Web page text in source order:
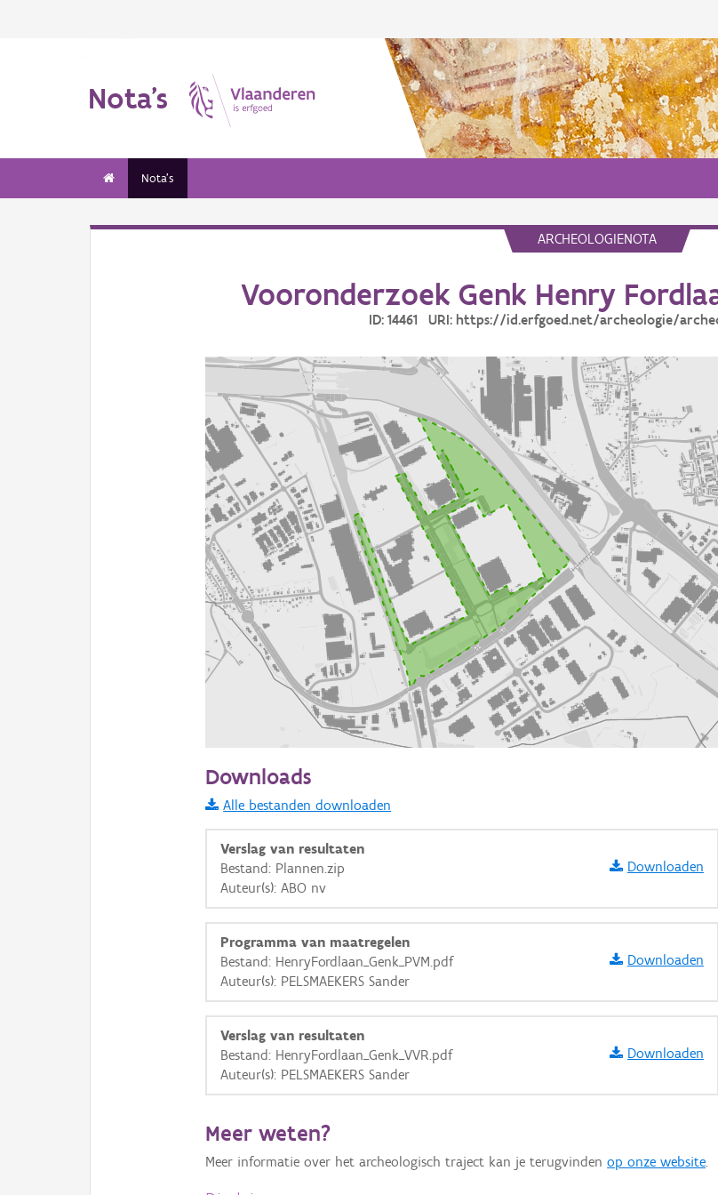
Nota's
Nota's
ARCHEOLOGIENOTA
Vooronderzoek Genk Henry
ID: 14461 URI: https://id.erfgoed.net/archeologie/
Informatie Vlaanderen
i
+ −
OSM-Basiskaart
Ortho
Downloads
Alle bestanden downloaden
Verslag van resultaten
Bestand: Plannen.zip
Auteur(s): ABO nv
Downloaden
Programma van maatregelen
Bestand: HenryFordlaan_Genk_PVM.pdf
Auteur(s): PELSMAEKERS Sander
Downloaden
Verslag van resultaten
Bestand: HenryFordlaan_Genk_VVR.pdf
Auteur(s): PELSMAEKERS Sander
Downloaden
Meer weten?
Meer informatie over het archeologisch traject kan je terugvindenop onze website.